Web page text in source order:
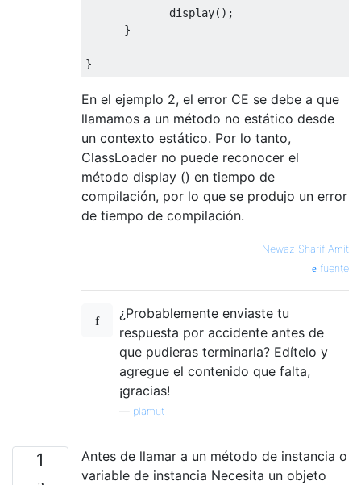
             display
();
}
}
En el ejemplo 2, el error CE se debe a que
llamamos a un método no estático desde
un contexto estático. Por lo tanto,
ClassLoader no puede reconocer el
método display () en tiempo de
compilación, por lo que se produjo un error
de tiempo de compilación.
— Newaz Sharif Amit
fuente
¿Probablemente enviaste tu
respuesta por accidente antes de
que pudieras terminarla? Edítelo y
agregue el contenido que falta,
¡gracias!
plamut
1
Antes de llamar a un método de instancia o
variable de instancia Necesita un objeto